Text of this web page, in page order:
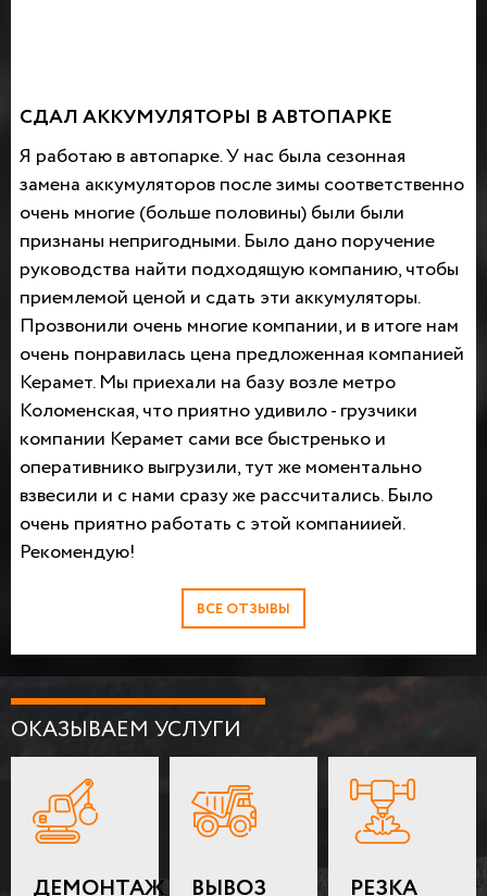
СДАЛ АККУМУЛЯТОРЫ В АВТОПАРКЕ
Я работаю в автопарке. У нас была сезонная
замена аккумуляторов после зимы соответственно
очень многие (больше половины) были были
признаны непригодными. Было дано поручение
руководства найти подходящую компанию, чтобы
приемлемой ценой и сдать эти аккумуляторы.
Прозвонили очень многие компании, и в итоге нам
очень понравилась цена предложенная компанией
Керамет. Мы приехали на базу возле метро
Коломенская, что приятно удивило - грузчики
компании Керамет сами все быстренько и
оперативнико выгрузили, тут же моментально
взвесили и с нами сразу же рассчитались. Было
очень приятно работать с этой компаниией.
Рекомендую!
ВСЕ ОТЗЫВЫ
ОКАЗЫВАЕМ УСЛУГИ
ДЕМОНТАЖ ВЫВОЗ РЕЗКА